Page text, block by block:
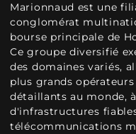
Marionnaud est une
conglomérat
bourse principale de
Ce groupe diversifié
des domaines variés,
plus grands
détaillants au monde,
d'infrastructures
télécommunications